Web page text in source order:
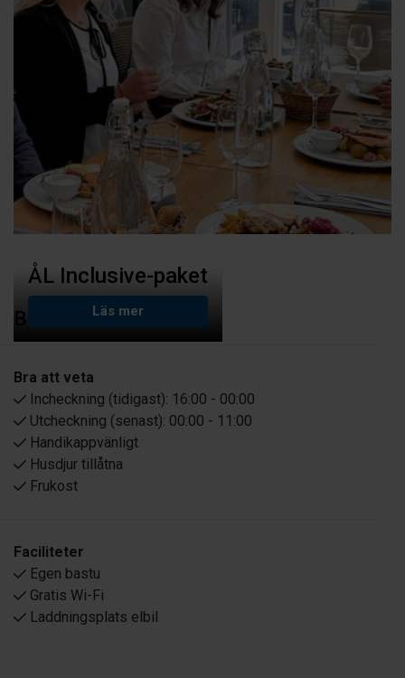
ÅL Inclusive-paket
Läs mer
BEKVÄMLIGHETER
Bra att veta
Incheckning (tidigast): 16:00 - 00:00
Utcheckning (senast): 00:00 - 11:00
Handikappvänligt
Husdjur tillåtna
Frukost
Faciliteter
Egen bastu
Gratis Wi-Fi
Laddningsplats elbil